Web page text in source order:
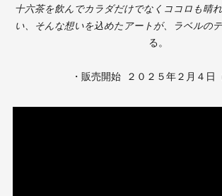
十六茶を飲んでカラダだけでなくココロも晴
い、そんな想いを込めたアートが、ラベルの
る。
・販売開始 ２０２５年２月４日